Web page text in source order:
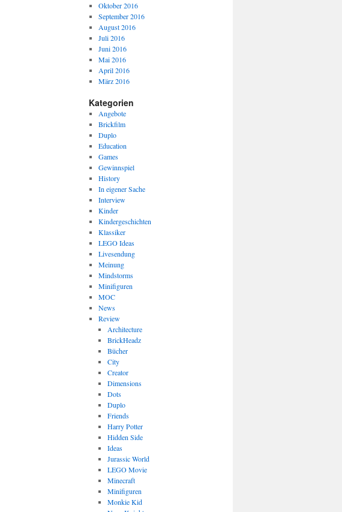
Oktober 2016
September 2016
August 2016
Juli 2016
Juni 2016
Mai 2016
April 2016
März 2016
Kategorien
Angebote
Brickfilm
Duplo
Education
Games
Gewinnspiel
History
In eigener Sache
Interview
Kinder
Kindergeschichten
Klassiker
LEGO Ideas
Livesendung
Meinung
Mindstorms
Minifiguren
MOC
News
Review
Architecture
BrickHeadz
Bücher
City
Creator
Dimensions
Dots
Duplo
Friends
Harry Potter
Hidden Side
Ideas
Jurassic World
LEGO Movie
Minecraft
Minifiguren
Monkie Kid